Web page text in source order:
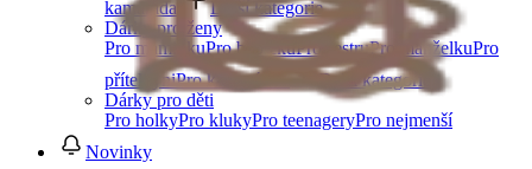
kamaráda
Další kategorie
Dárky pro ženy
Pro maminkuPro babičkuPro sestruPro manželkuPro
přítelkyniPro kamarádku
Další kategorie
Dárky pro děti
Pro holkyPro klukyPro teenageryPro nejmenší
Novinky